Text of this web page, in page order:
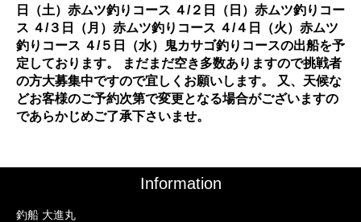
日（土）赤ムツ釣りコース ４/２日（日）赤ムツ釣りコー
ス ４/３日（月）赤ムツ釣りコース ４/４日（火）赤ムツ
釣りコース ４/５日（水）鬼カサゴ釣りコースの出船を予
定しております。 まだまだ空き多数ありますので挑戦者
の方大募集中ですので宜しくお願いします。 又、天候な
どお客様のご予約次第で変更となる場合がございますの
であらかじめご了承下さいませ。
Information
釣船 大進丸